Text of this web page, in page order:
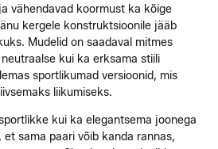
vähendavad koormust ka kõige
kergele konstruktsioonile jääb
Mudelid on saadaval mitmes
kui ka erksama stiili
sportlikumad versioonid, mis
liikumiseks.
kui ka elegantsema joonega
et sama paari võib kanda rannas,